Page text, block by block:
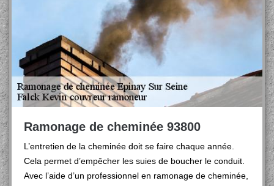
Ramonage de cheminée 93800
L’entretien de la cheminée doit se faire chaque année.
Cela permet d’empêcher les suies de boucher le conduit.
Avec l’aide d’un professionnel en ramonage de cheminée,